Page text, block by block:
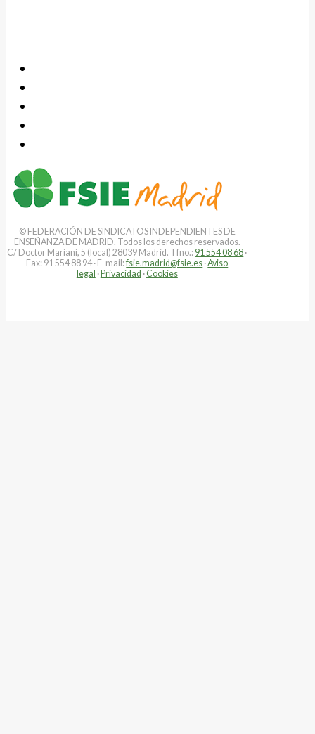
© FEDERACIÓN DE SINDICATOS INDEPENDIENTES DE
ENSEÑANZA DE MADRID. Todos los derechos reservados.
C/ Doctor Mariani, 5 (local) 28039 Madrid. Tfno.: 91 554 08 68 ·
Fax: 91 554 88 94 · E-mail:fsie.madrid@fsie.es ·Aviso
legal ·Privacidad · Cookies